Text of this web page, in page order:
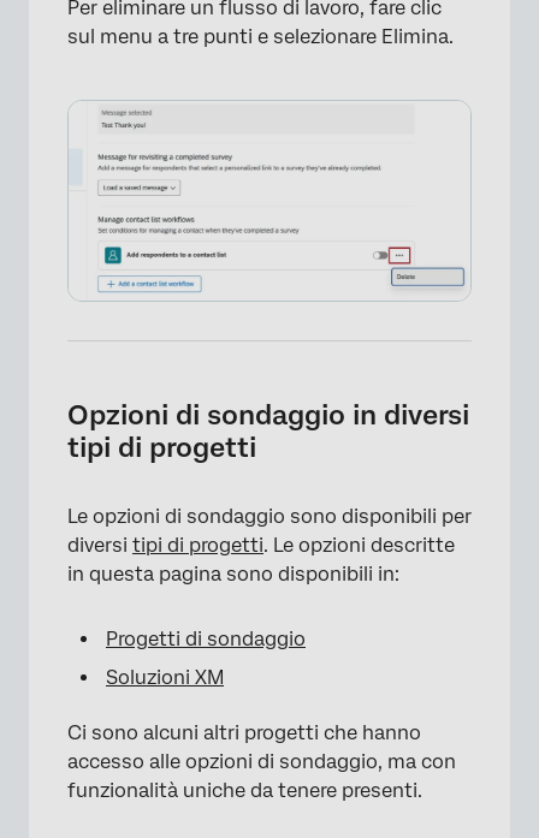
×
Per eliminare un flusso di lavoro, fare clic
sul menu a tre punti e selezionare Elimina.
Opzioni di sondaggio in diversi
tipi di progetti
Le opzioni di sondaggio sono disponibili per
diversi tipi di progetti. Le opzioni descritte
in questa pagina sono disponibili in:
Progetti di sondaggio
Soluzioni XM
Ci sono alcuni altri progetti che hanno
accesso alle opzioni di sondaggio, ma con
funzionalità uniche da tenere presenti.